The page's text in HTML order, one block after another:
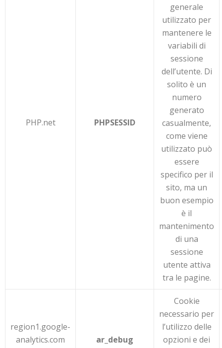
PHP.net PHPSESSID
generale
utilizzato per
mantenere le
variabili di
sessione
dell’utente. Di
solito è un
numero
generato
casualmente,
come viene
utilizzato può
essere
specifico per il
sito, ma un
buon esempio
è il
mantenimento
di una
sessione
utente attiva
tra le pagine.
region1.google-
analytics.com
ar_debug
Cookie
necessario per
l’utilizzo delle
opzioni e dei